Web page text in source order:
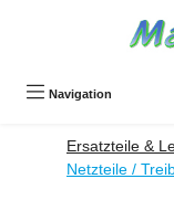
Navigation
Ersatzteile &
Netzteile /